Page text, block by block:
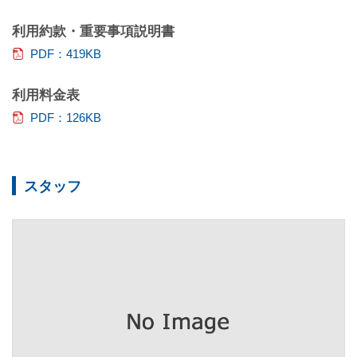
利用約款・重要事項説明書
PDF：419KB
利用料金表
PDF：126KB
スタッフ